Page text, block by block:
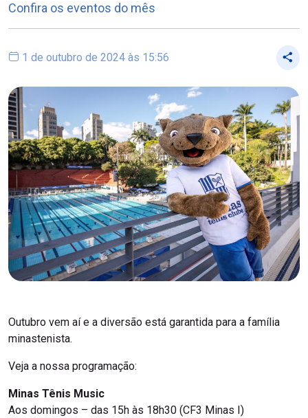
Confira os eventos do mês
1 de outubro de 2024 às 15:56
Outubro vem aí e a diversão está garantida para a família
minastenista.
Veja a nossa programação:
Minas Tênis Music
Aos domingos – das 15h às 18h30 (CF3 Minas I)